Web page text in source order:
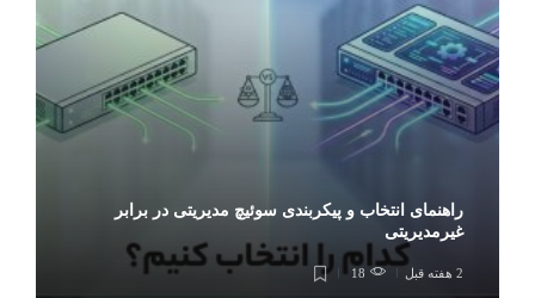
راهنمای انتخاب و پیکربندی سوئیچ مدیریتی در برابر
غیرمدیریتی
2 هفته قبل 18